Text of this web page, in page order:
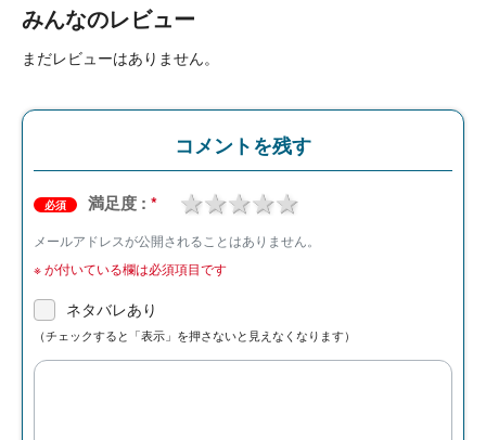
みんなのレビュー
まだレビューはありません。
コメントを残す
必須 満足度 : * 4 stars
3 stars
2 stars
1 star
メールアドレスが公開されることはありません。
※が付いている欄は必須項目です
ネタバレあり
（チェックすると「表示」を押さないと見えなくなります）